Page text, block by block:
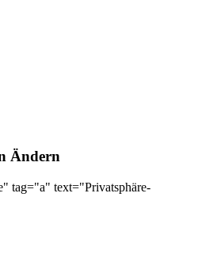
Ändern
tag="a" text="Privatsphäre-